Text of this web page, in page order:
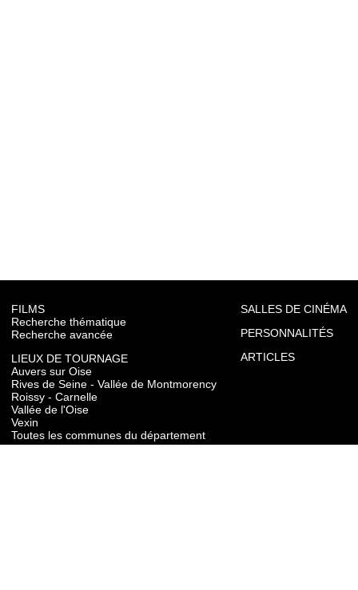
FILMS
Recherche thématique
Recherche avancée
LIEUX DE TOURNAGE
Auvers sur Oise
Rives de Seine - Vallée de Montmorency
Roissy - Carnelle
Vallée de l'Oise
Vexin
Toutes les communes du département
SALLES DE CINÉMA
PERSONNALITÉS
ARTICLES